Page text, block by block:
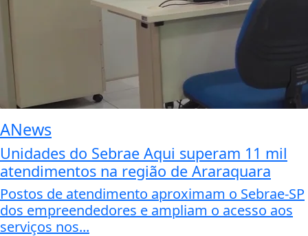
ANews
Unidades do Sebrae Aqui superam 11 mil
atendimentos na região de Araraquara
Postos de atendimento aproximam o Sebrae-SP
dos empreendedores e ampliam o acesso aos
serviços nos...